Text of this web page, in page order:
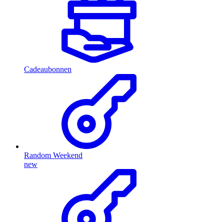
Cadeaubonnen
Random Weekend
new